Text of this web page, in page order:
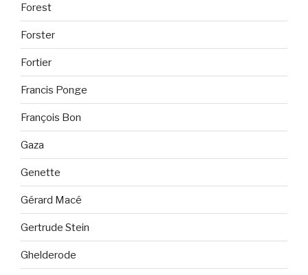
Forest
Forster
Fortier
Francis Ponge
François Bon
Gaza
Genette
Gérard Macé
Gertrude Stein
Ghelderode